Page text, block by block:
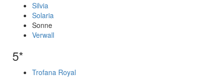
Silvia
Solaria
Sonne
Verwall
5*
Trofana Royal